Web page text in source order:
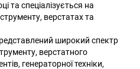
та спеціалізується на
верстатах та
широкий спектр
верстатного
генераторної техніки,